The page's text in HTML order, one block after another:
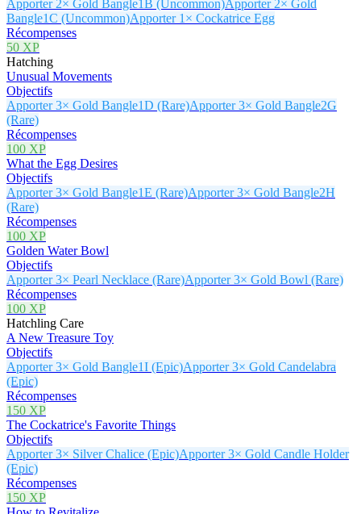
Apporter 2× Gold Bangle1B (Uncommon)Apporter 2× Gold
Bangle1C (Uncommon)Apporter 1× Cockatrice Egg
Récompenses
50 XP
Hatching
Unusual Movements
Objectifs
Apporter 3× Gold Bangle1D (Rare)Apporter 3× Gold Bangle2G
(Rare)
Récompenses
100 XP
What the Egg Desires
Objectifs
Apporter 3× Gold Bangle1E (Rare)Apporter 3× Gold Bangle2H
(Rare)
Récompenses
100 XP
Golden Water Bowl
Objectifs
Apporter 3× Pearl Necklace (Rare)Apporter 3× Gold Bowl (Rare)
Récompenses
100 XP
Hatchling Care
A New Treasure Toy
Objectifs
Apporter 3× Gold Bangle1I (Epic)Apporter 3× Gold Candelabra
(Epic)
Récompenses
150 XP
The Cockatrice's Favorite Things
Objectifs
Apporter 3× Silver Chalice (Epic)Apporter 3× Gold Candle Holder
(Epic)
Récompenses
150 XP